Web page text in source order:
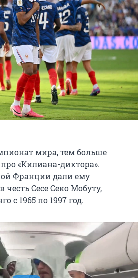
мира, тем больше
«Килиана-диктора».
Франции дали ему
честь Сесе Секо Мобуту,
с 1965 по 1997 год.